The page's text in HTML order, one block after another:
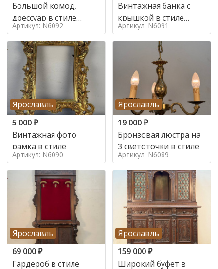
Большой комод,
дрессуар в стиле
ренессанс,
Артикул: N6092
Винтажная банка с
крышкой в стиле
Италия,
Артикул: N6091
Ярославль
5 000₽
Винтажная фото
рамка в стиле
Артикул: N6090
Ярославль
19 000₽
Бронзовая люстра на
3 светоточки в стиле
Артикул: N6089
Ярославль
69 000₽
Гардероб в стиле
Ярославль
159 000₽
Широкий буфет в